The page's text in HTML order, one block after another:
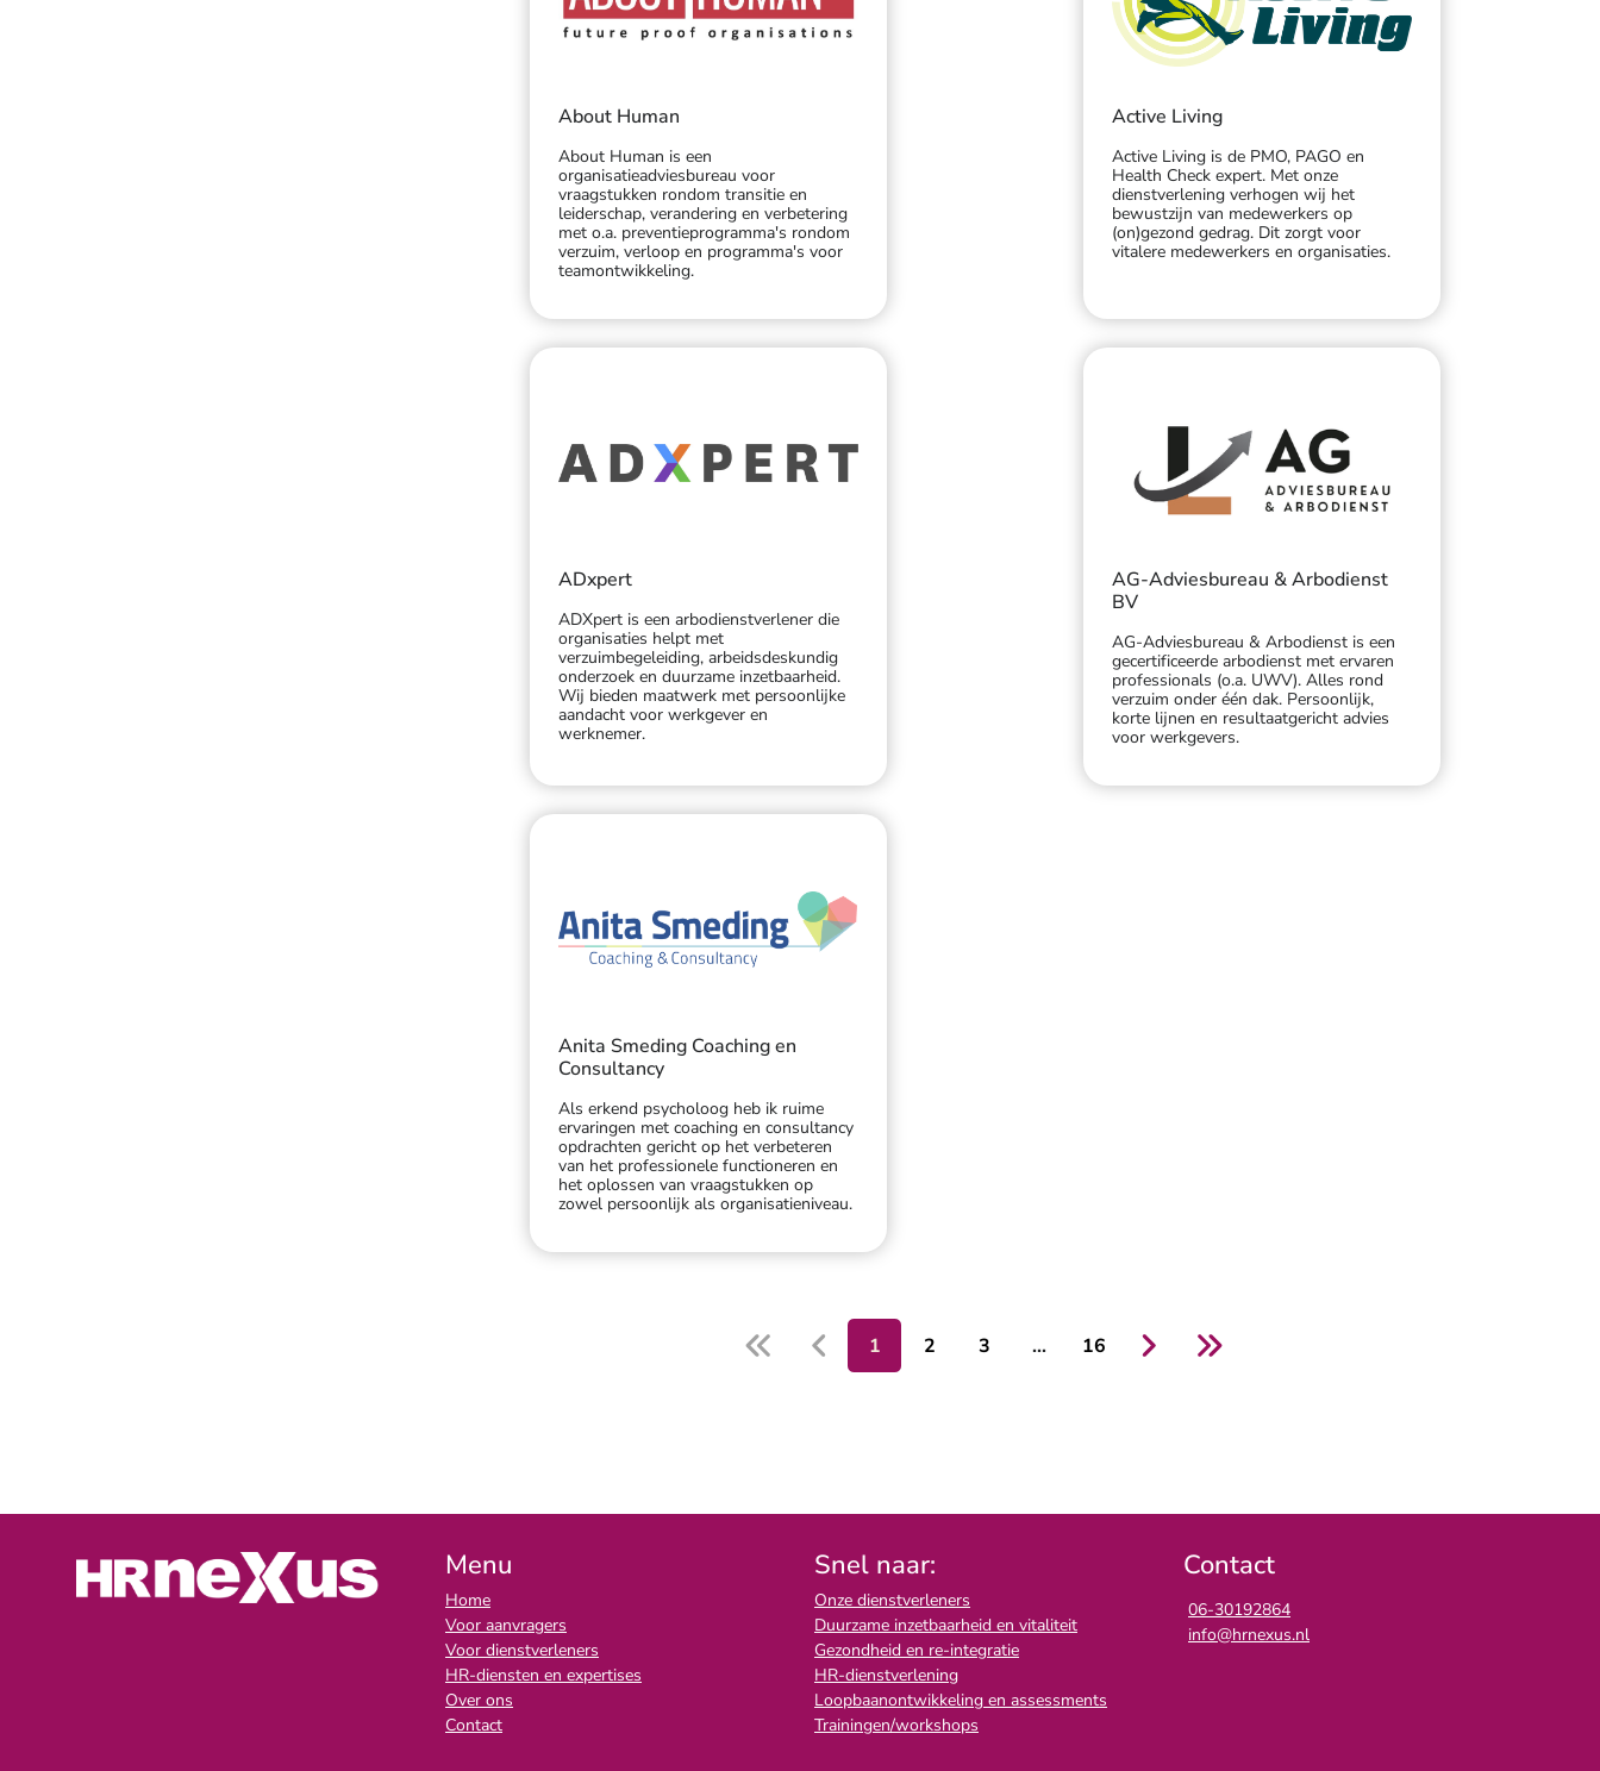
About Human
About Human is een
organisatieadviesbureau voor
vraagstukken rondom transitie en
leiderschap, verandering en verbetering
met o.a. preventieprogramma's rondom
verzuim, verloop en programma's voor
teamontwikkeling.
Active Living
Active Living is de PMO, PAGO en
Health Check expert. Met onze
dienstverlening verhogen wij het
bewustzijn van medewerkers op
(on)gezond gedrag. Dit zorgt voor
vitalere medewerkers en organisaties.
ADxpert
ADXpert is een arbodienstverlener die
organisaties helpt met
verzuimbegeleiding, arbeidsdeskundig
onderzoek en duurzame inzetbaarheid.
Wij bieden maatwerk met persoonlijke
aandacht voor werkgever en
werknemer.
AG-Adviesbureau & Arbodienst
BV
AG-Adviesbureau & Arbodienst is een
gecertificeerde arbodienst met ervaren
professionals (o.a. UWV). Alles rond
verzuim onder één dak. Persoonlijk,
korte lijnen en resultaatgericht advies
voor werkgevers.
Anita Smeding Coaching en
Consultancy
Als erkend psycholoog heb ik ruime
ervaringen met coaching en consultancy
opdrachten gericht op het verbeteren
van het professionele functioneren en
het oplossen van vraagstukken op
zowel persoonlijk als organisatieniveau.
1 2 3 16
Menu
Home
Voor aanvragers
Voor dienstverleners
HR-diensten en expertises
Over ons
Contact
Snel naar:
Onze dienstverleners
Duurzame inzetbaarheid en vitaliteit
Gezondheid en re-integratie
HR-dienstverlening
Loopbaanontwikkeling en assessments
Trainingen/workshops
Contact
06-30192864
info@hrnexus.nl